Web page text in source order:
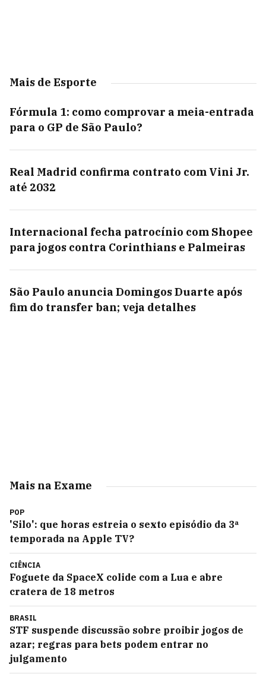
Mais de Esporte
Fórmula 1: como comprovar a meia-entrada
para o GP de São Paulo?
Real Madrid confirma contrato com Vini Jr.
até 2032
Internacional fecha patrocínio com Shopee
para jogos contra Corinthians e Palmeiras
São Paulo anuncia Domingos Duarte após
fim do transfer ban; veja detalhes
Mais na Exame
POP
'Silo': que horas estreia o sexto episódio da 3ª
temporada na Apple TV?
CIÊNCIA
Foguete da SpaceX colide com a Lua e abre
cratera de 18 metros
BRASIL
STF suspende discussão sobre proibir jogos de
azar; regras para bets podem entrar no
julgamento